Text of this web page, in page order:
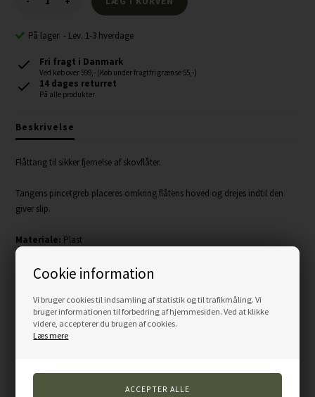
Cookie information
Vi bruger cookies til indsamling af statistik og til trafikmåling. Vi
bruger informationen til forbedring af hjemmesiden. Ved at klikke
videre, accepterer du brugen af cookies.
Læs mere
På lager - Lev. 1-3 hverdage
Fri fragt i Danmark
Ved køb over 599,- (Køb under fragtfri grænse 55,-)
14 dages returret
På alle produkter
Beskrivelse
Flåttang til sikker fjernelse af skovflåter.
Tangens pincetgreb placeres omkring flåtens hoved og drejes indtil den
giver slip.
Materiale: Plast
Størrelse:
Farver:Assorteret farver (du modtager enten en turkis, pink, sort eller
Andre kunder købte også...